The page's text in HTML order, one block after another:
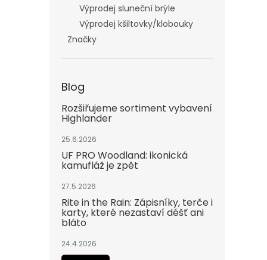
Výprodej sluneční brýle
Výprodej kšiltovky/klobouky
Značky
Blog
Rozšiřujeme sortiment vybavení
Highlander
25.6.2026
UF PRO Woodland: ikonická
kamufláž je zpět
27.5.2026
Rite in the Rain: Zápisníky, terče i
karty, které nezastaví déšť ani
bláto
24.4.2026